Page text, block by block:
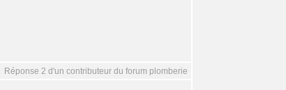
Réponse 2 d'un contributeur du forum plomberie